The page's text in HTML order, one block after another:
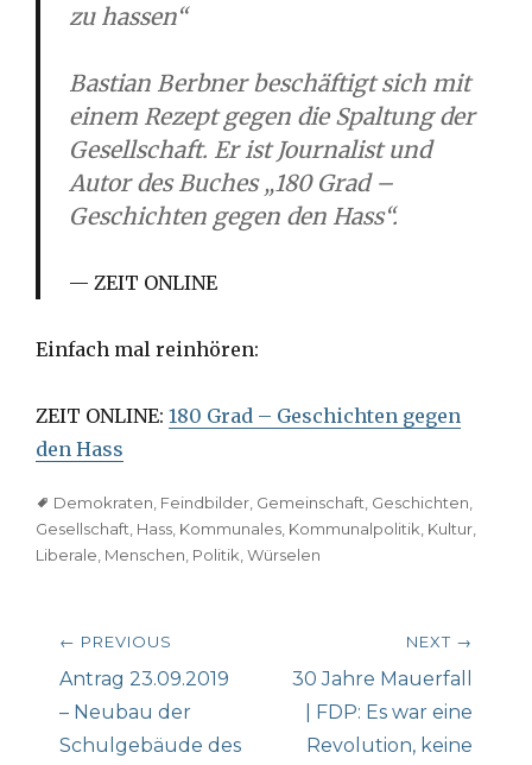
zu hassen“
Bastian Berbner beschäftigt sich mit
einem Rezept gegen die Spaltung der
Gesellschaft. Er ist Journalist und
Autor des Buches „180 Grad –
Geschichten gegen den Hass“.
ZEIT ONLINE
Einfach mal reinhören:
ZEIT ONLINE: 180 Grad – Geschichten gegen
den Hass
TagsDemokraten Feindbilder Gemeinschaft Geschichten
Gesellschaft Hass Kommunales Kommunalpolitik Kultur
Liberale Menschen Politik Würselen
Beitragsnavigation
← PREVIOUS
Previous
post:
Antrag 23.09.2019
– Neubau der
Schulgebäude des
NEXT →
Next
post:
30 Jahre Mauerfall
| FDP: Es war eine
Revolution, keine